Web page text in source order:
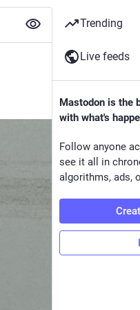
Trending
Live feeds
Mastodon is the
with what's
Follow anyone
see it all in
algorithms, ads,